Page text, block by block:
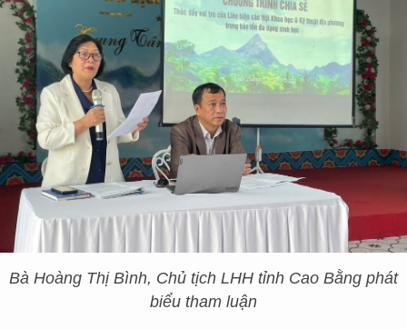
Bà Hoàng Thị Bình, Chủ tịch LHH tỉnh Cao Bằng phát
biểu tham luận